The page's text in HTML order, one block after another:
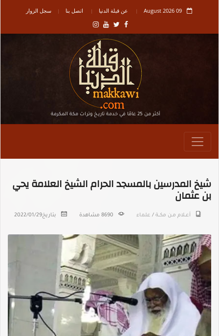
09 August 2026 عن قبلة الدنيا اتصل بنا سجل الزوار
أكثر من 25 عامًا في خدمة تاريـخ وتراث مكة المكرمة
شيخ المدرسين بالمسجد الحرام الشيخ العلامة يحي
بن عثمان
أعــلام مـن مكـــة / علماء 8690 مشاهدة بتاريخ2022/01/29